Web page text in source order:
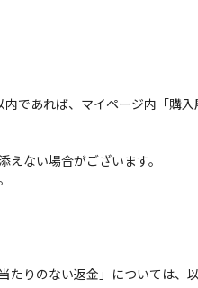
であれば、マイページ内「購
ない場合がございます。
りのない返金」については、